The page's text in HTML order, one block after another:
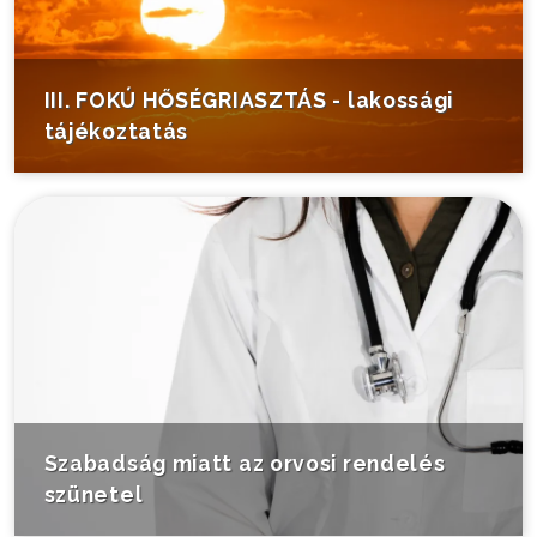
III. FOKÚ HŐSÉGRIASZTÁS - lakossági
tájékoztatás
Szabadság miatt az orvosi rendelés
szünetel